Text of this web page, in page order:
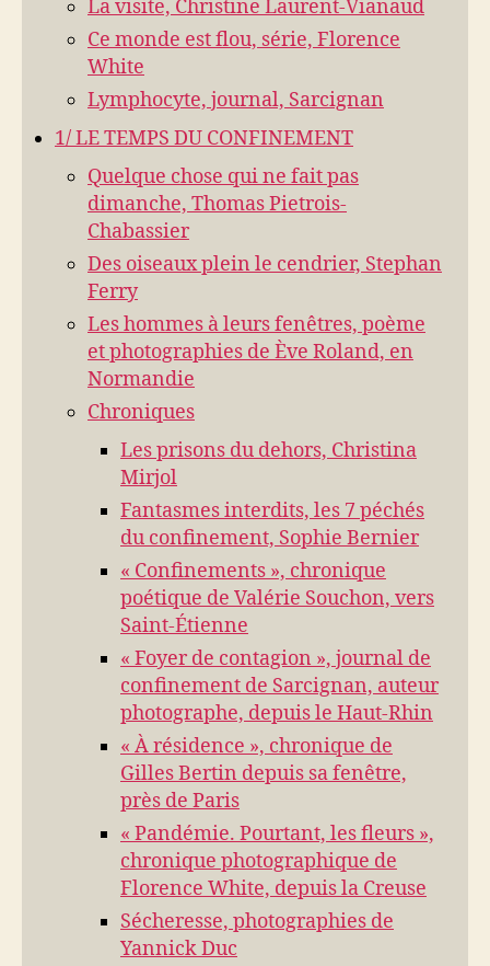
La visite, Christine Laurent-Vianaud
Ce monde est flou, série, Florence
White
Lymphocyte, journal, Sarcignan
1/ LE TEMPS DU CONFINEMENT
Quelque chose qui ne fait pas
dimanche, Thomas Pietrois-
Chabassier
Des oiseaux plein le cendrier, Stephan
Ferry
Les hommes à leurs fenêtres, poème
et photographies de Ève Roland, en
Normandie
Chroniques
Les prisons du dehors, Christina
Mirjol
Fantasmes interdits, les 7 péchés
du confinement, Sophie Bernier
« Confinements », chronique
poétique de Valérie Souchon, vers
Saint-Étienne
« Foyer de contagion », journal de
confinement de Sarcignan, auteur
photographe, depuis le Haut-Rhin
« À résidence », chronique de
Gilles Bertin depuis sa fenêtre,
près de Paris
« Pandémie. Pourtant, les fleurs »,
chronique photographique de
Florence White, depuis la Creuse
Sécheresse, photographies de
Yannick Duc